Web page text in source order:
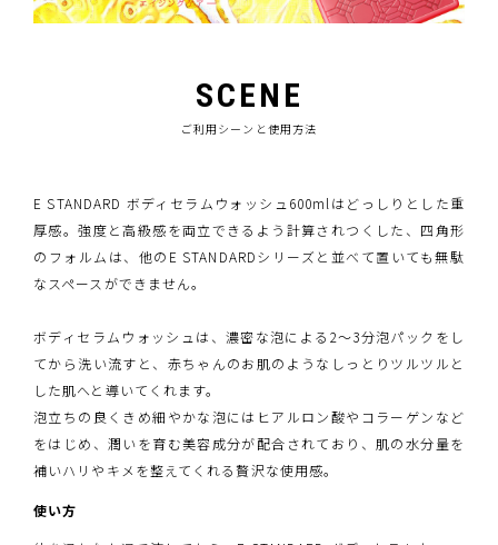
SCENE
ご利用シーンと使用方法
E STANDARD ボディセラムウォッシュ600mlはどっしりとした重
厚感。強度と高級感を両立できるよう計算されつくした、四角形
のフォルムは、他のE STANDARDシリーズと並べて置いても無駄
なスペースができません。
ボディセラムウォッシュは、濃密な泡による2〜3分泡パックをし
てから洗い流すと、赤ちゃんのお肌のようなしっとりツルツルと
した肌へと導いてくれます。
泡立ちの良くきめ細やかな泡にはヒアルロン酸やコラーゲンなど
をはじめ、潤いを育む美容成分が配合されており、肌の水分量を
補いハリやキメを整えてくれる贅沢な使用感。
使い方